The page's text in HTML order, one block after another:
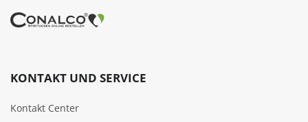
KONTAKT UND SERVICE
Kontakt Center